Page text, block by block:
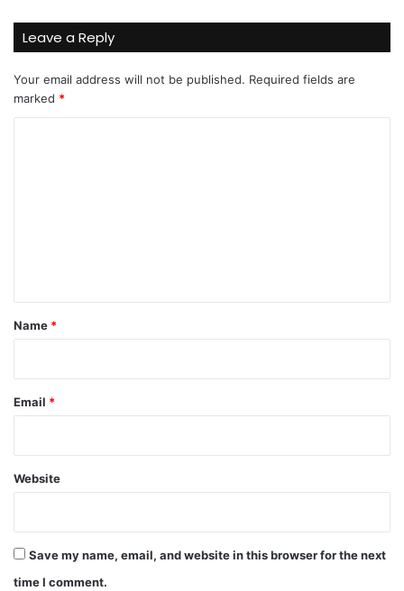
Leave a Reply
Your email address will not be published. Required fields are
marked *
*
Name *
Email *
Website
Save my name, email, and website in this browser for the next
time I comment.